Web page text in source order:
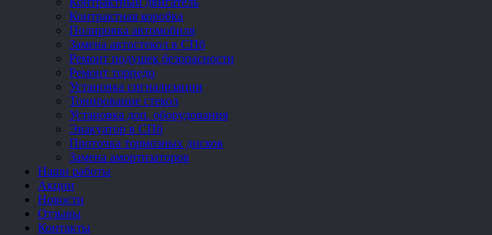
Контрактная коробка
Полировка автомобиля
Замена автостекол в СПб
Ремонт подушек безопасности
Ремонт торпедо
Установка сигнализации
Тонирование стекол
Установка доп. оборудования
Эвакуатор в СПб
Проточка тормозных дисков
Замена амортизаторов
Наши работы
Акции
Новости
Отзывы
Контакты